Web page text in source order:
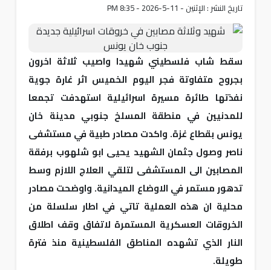
تاريخ النشر : الإثنين - 11-5-2026 - 8:35 PM
سقط شاب فلسطيني شهيدا واصيب ثلاثة اخرون
بجروح متفاوتة فجر اليوم الخميس اثر غارة جوية
نفذتها طائرة مسيرة اسرائيلية استهدفت تجمعا
للمدنيين في منطقة المسلخ جنوبي مدينة خان
يونس بقطاع غزة. واكدت مصادر طبية في مستشفى
ناصر وصول جثمان الشهيد يحيى ابو شلهوب برفقة
المصابين الى المستشفى لتلقي العلاج اللازم وسط
تدهور مستمر في الاوضاع الميدانية. واوضحت مصادر
محلية ان هذه العملية تاتي في اطار سلسلة من
الخروقات العسكرية المستمرة لاتفاق وقف اطلاق
النار الذي تشهده المناطق الفلسطينية منذ فترة
طويلة.